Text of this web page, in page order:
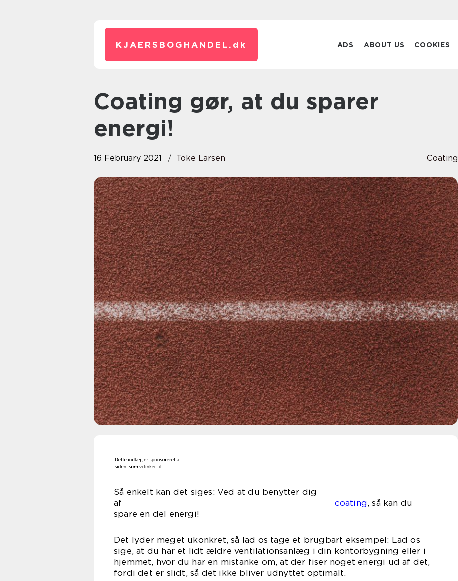
KJAERSBOGHANDEL. dk ADS ABOUT US COOKIES
Coating gør, at du sparer
energi!
16 February 2021 Toke Larsen Coating
Så enkelt kan det siges: Ved at du benytter dig
af coating, så kan du
spare en del energi!
Det lyder meget ukonkret, så lad os tage et brugbart eksempel: Lad os
sige, at du har et lidt ældre ventilationsanlæg i din kontorbygning eller i
hjemmet, hvor du har en mistanke om, at der fiser noget energi ud af det,
fordi det er slidt, så det ikke bliver udnyttet optimalt.